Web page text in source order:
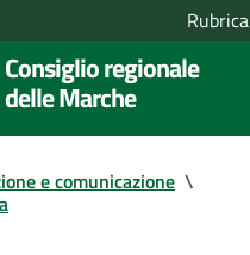
Rubrica
Consiglio regionale
delle Marche
e comunicazione \